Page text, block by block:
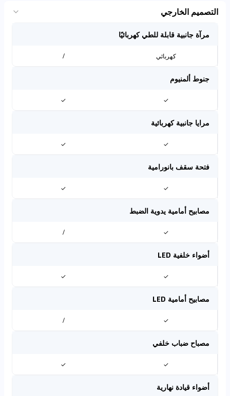
التصميم الخارجي
مرآة جانبية قابلة للطي كهربائيًا
كهربائي /
جنوط ألمنيوم
✓
✓
مرايا جانبية كهربائية
✓
✓
فتحة سقف بانورامية
✓
✓
مصابيح أمامية يدوية الضبط
✓
/
أضواء خلفية LED
✓
✓
مصابيح أمامية LED
✓
/
مصباح ضباب خلفي
✓
✓
أضواء قيادة نهارية